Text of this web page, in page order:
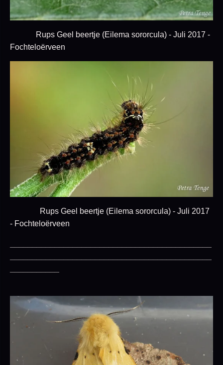
Rups Geel beertje (Eilema sororcula) - Juli 2017 -
Fochteloërveen
Rups Geel beertje (Eilema sororcula) - Juli 2017
- Fochteloërveen